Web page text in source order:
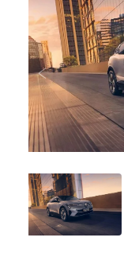
Anterior